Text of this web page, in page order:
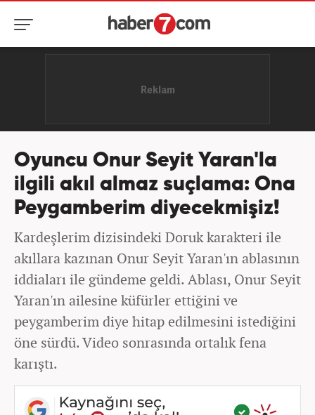
Oyuncu Onur Seyit Yaran'la
ilgili akıl almaz suçlama: Ona
Peygamberim diyecekmişiz!
Kardeşlerim dizisindeki Doruk karakteri ile
akıllara kazınan Onur Seyit Yaran'ın ablasının
iddiaları ile gündeme geldi. Ablası, Onur Seyit
Yaran'ın ailesine küfürler ettiğini ve
peygamberim diye hitap edilmesini istediğini
öne sürdü. Video sonrasında ortalık fena
karıştı.